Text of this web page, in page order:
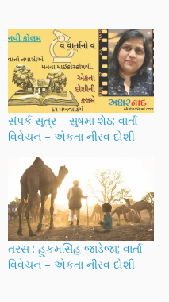
સંપર્ક સૂત્ર – સુષમા શેઠ; વાર્તા
વિવેચન – એકતા નીરવ દોશી
તરસ : હુકમસિંહ જાડેજા; વાર્તા
વિવેચન – એકતા નીરવ દોશી